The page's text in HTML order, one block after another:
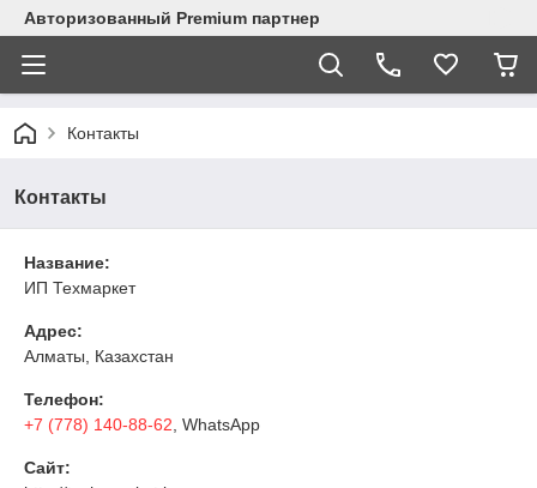
Авторизованный Premium партнер
Контакты
Контакты
Название:
ИП Техмаркет
Адрес:
Алматы, Казахстан
Телефон:
+7 (778) 140-88-62 , WhatsApp
Сайт: